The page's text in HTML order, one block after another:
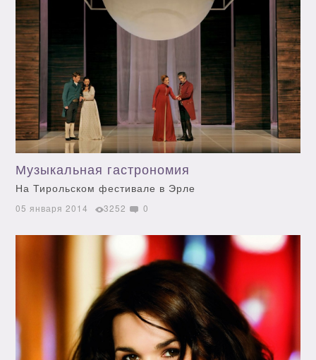
Музыкальная гастрономия
На Тирольском фестивале в Эрле
05 января 2014 3252 0